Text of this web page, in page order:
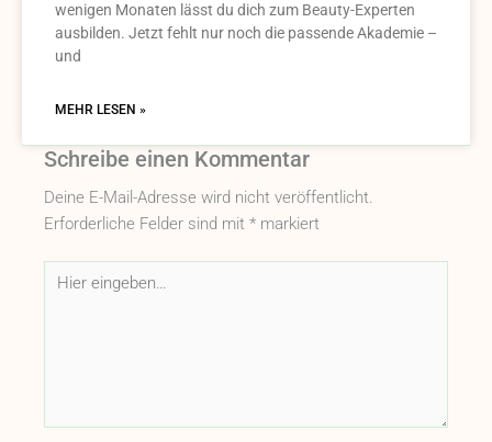
wenigen Monaten lässt du dich zum Beauty-Experten
ausbilden. Jetzt fehlt nur noch die passende Akademie –
und
MEHR LESEN »
Schreibe einen Kommentar
Deine E-Mail-Adresse wird nicht veröffentlicht.
Erforderliche Felder sind mit * markiert
Hier